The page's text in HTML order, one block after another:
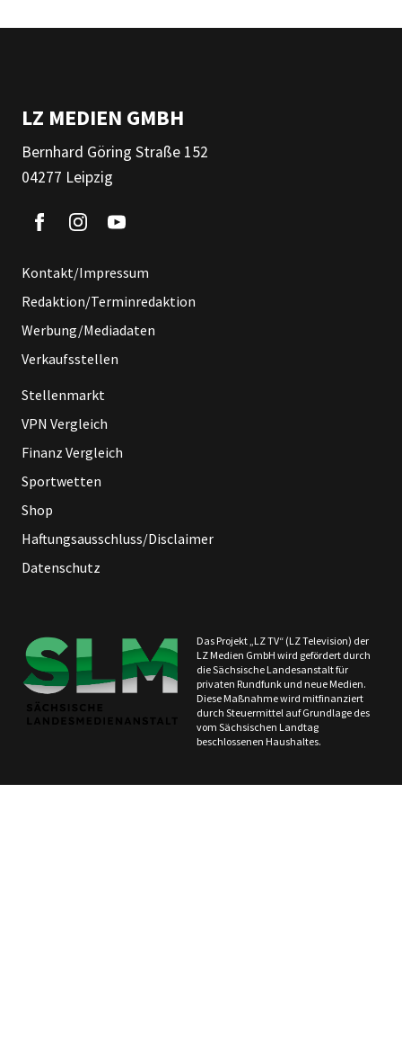
LZ MEDIEN GMBH
Bernhard Göring Straße 152
04277 Leipzig
Kontakt/Impressum
Redaktion/Terminredaktion
Werbung/Mediadaten
Verkaufsstellen
Stellenmarkt
VPN Vergleich
Finanz Vergleich
Sportwetten
Shop
Haftungsausschluss/Disclaimer
Datenschutz
Das Projekt „LZ TV“ (LZ Television) der
LZ Medien GmbH wird gefördert durch
die Sächsische Landesanstalt für
privaten Rundfunk und neue Medien.
Diese Maßnahme wird mitfinanziert
durch Steuermittel auf Grundlage des
vom Sächsischen Landtag
beschlossenen Haushaltes.